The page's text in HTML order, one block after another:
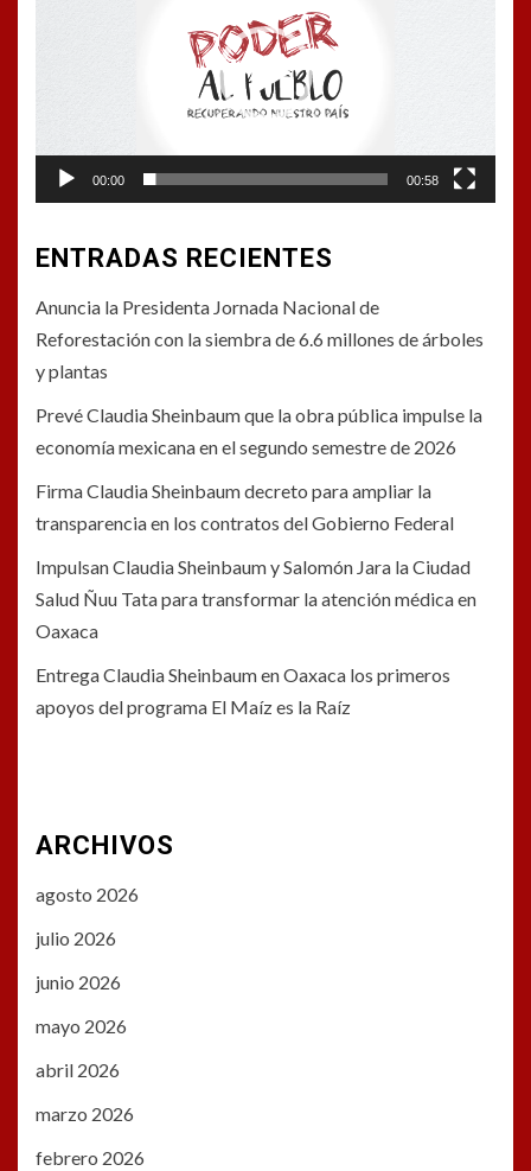
00:00 00:58
ENTRADAS RECIENTES
Anuncia la Presidenta Jornada Nacional de
Reforestación con la siembra de 6.6 millones de árboles
y plantas
Prevé Claudia Sheinbaum que la obra pública impulse la
economía mexicana en el segundo semestre de 2026
Firma Claudia Sheinbaum decreto para ampliar la
transparencia en los contratos del Gobierno Federal
Impulsan Claudia Sheinbaum y Salomón Jara la Ciudad
Salud Ñuu Tata para transformar la atención médica en
Oaxaca
Entrega Claudia Sheinbaum en Oaxaca los primeros
apoyos del programa El Maíz es la Raíz
ARCHIVOS
agosto 2026
julio 2026
junio 2026
mayo 2026
abril 2026
marzo 2026
febrero 2026